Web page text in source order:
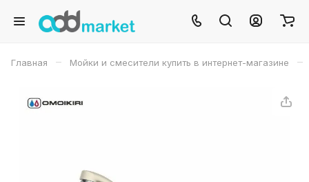
Главная – Мойки и смесители купить в интернет-магазине –